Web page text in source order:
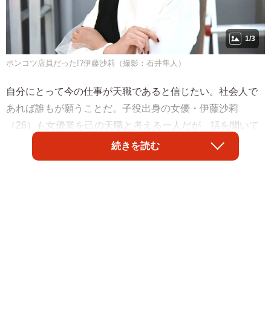
1/3
ポンコツ店員だった!?伊藤沙莉（撮影：石井隼人）
自分にとって今の仕事が天職であると信じたい。社会人で
あれば誰もが願うことだ。子役出身の女優・伊藤沙莉
（26）も女優業を己の天職と考える一人だが、話を聞いて
いくとどうやらそこにしか居場所がなかった人のようにも
思える。
続きを読む